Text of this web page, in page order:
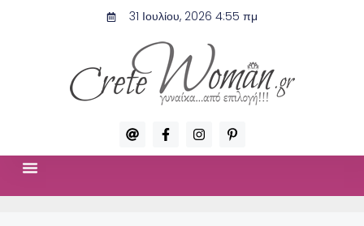
31 Ιουλίου, 2026 4:55 πμ
A
t
F
a
c
I
n
s
P
i
n